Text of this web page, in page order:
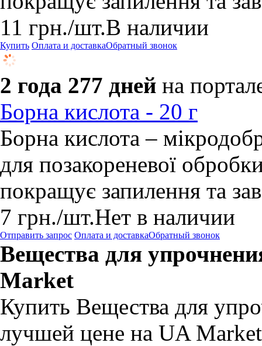
11 грн./шт.В наличии
Купить Оплата и доставкаОбратный звонок
2 года 277 дней на
Борна кислота - 20 г
Борна кислота –
для позакореневої
покращує запилення та
7 грн./шт.Нет в наличии
Отправить запрос Оплата и доставкаОбратный звонок
Вещества для
Market
Купить Вещества для
лучшей цене на UA